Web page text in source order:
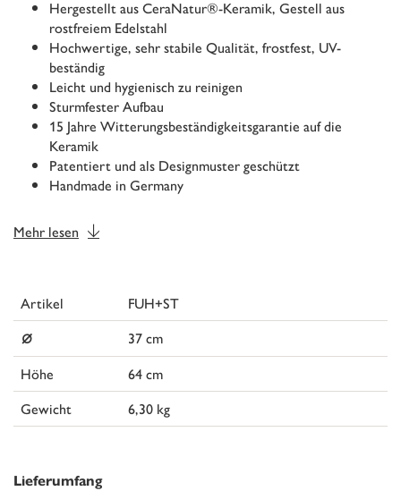
Hergestellt aus CeraNatur®-Keramik, Gestell aus
rostfreiem Edelstahl
Hochwertige, sehr stabile Qualität, frostfest, UV-
beständig
Leicht und hygienisch zu reinigen
Sturmfester Aufbau
15 Jahre Witterungsbeständigkeitsgarantie auf die
Keramik
Patentiert und als Designmuster geschützt
Handmade in Germany
Mehr lesen
Artikel FUH+ST
⌀
37 cm
Höhe
64 cm
Gewicht
6,30 kg
Lieferumfang